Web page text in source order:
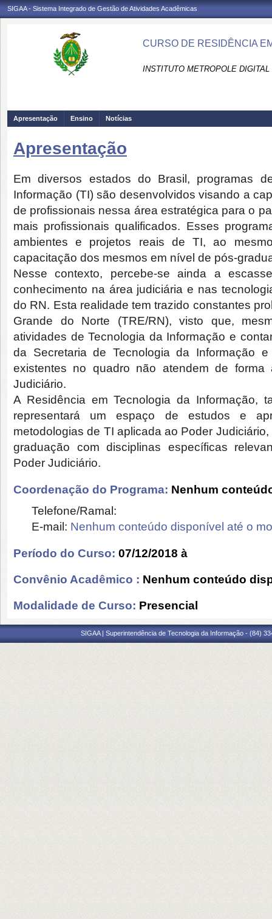
SIGAA - Sistema Integrado de Gestão de Atividades Acadêmicas
CURSO DE RESIDÊNCIA
INSTITUTO METROPOLE DIGITAL
Apresentação Ensino Notícias
Apresentação
Em diversos estados do Brasil, programas
Informação (TI) são desenvolvidos visando a
de profissionais nessa área estratégica para o
mais profissionais qualificados. Esses
ambientes e projetos reais de TI, ao
capacitação dos mesmos em nível de pós-
Nesse contexto, percebe-se ainda a
conhecimento na área judiciária e nas
do RN. Esta realidade tem trazido constantes
Grande do Norte (TRE/RN), visto que,
atividades de Tecnologia da Informação e
da Secretaria de Tecnologia da Informação
existentes no quadro não atendem de
Judiciário.
A Residência em Tecnologia da Informação,
representará um espaço de estudos e
metodologias de TI aplicada ao Poder
graduação com disciplinas específicas
Poder Judiciário.
Coordenação do Programa: Nenhum
Telefone/Ramal:
E-mail: Nenhum conteúdo disponível até o
Período do Curso: 07/12/2018 à
Convênio Acadêmico : Nenhum conteúdo
Modalidade de Curso: Presencial
SIGAA | Superintendência de Tecnologia da Informação - (84)